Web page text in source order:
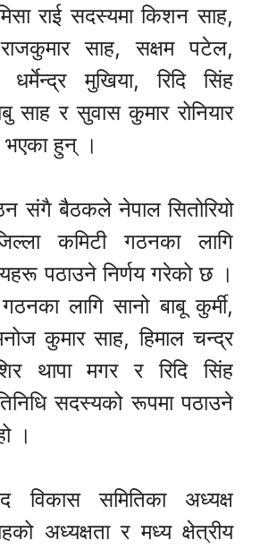
राई सदस्यमा किशन साह,
साह, सक्षम पटेल,
मुखिया, रिदि सिंह
साह र सुवास कुमार रोनियार
हुन् ।
संगै बैठकले नेपाल सितोरियो
कमिटी गठनका लागि
पठाउने निर्णय गरेको छ ।
लागि सानो बाबू कुर्मी,
कुमार साह, हिमाल चन्द्र
थापा मगर र रिदि सिंह
सदस्यको रूपमा पठाउने
।
विकास समितिका अध्यक्ष
अध्यक्षता र मध्य क्षेत्रीय